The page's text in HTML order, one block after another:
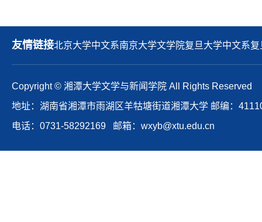
友情链接北京大学中文系南京大学文学院复旦大学中文系复
Copyright © 湘潭大学文学与新闻学院 All Rights Reserved
地址：湖南省湘潭市雨湖区羊牯塘街道湘潭大学 邮编：
电话：0731-58292169 邮箱：wxyb@xtu.edu.cn